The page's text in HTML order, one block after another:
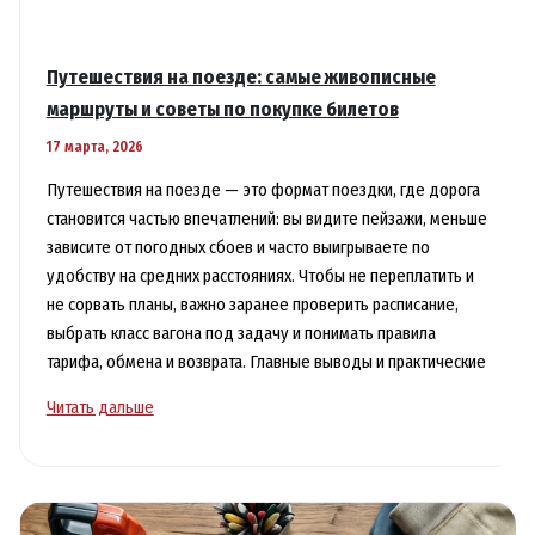
Путешествия на поезде: самые живописные
маршруты и советы по покупке билетов
17 марта, 2026
Путешествия на поезде — это формат поездки, где дорога
становится частью впечатлений: вы видите пейзажи, меньше
зависите от погодных сбоев и часто выигрываете по
удобству на средних расстояниях. Чтобы не переплатить и
не сорвать планы, важно заранее проверить расписание,
выбрать класс вагона под задачу и понимать правила
тарифа, обмена и возврата. Главные выводы и практические
Путешествия
живописные
Читать дальше